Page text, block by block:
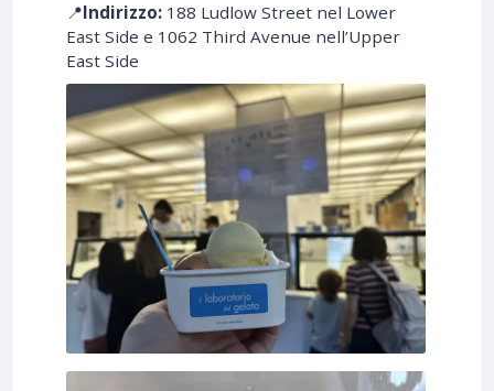
📍Indirizzo: 188 Ludlow Street nel Lower
East Side e 1062 Third Avenue nell’Upper
East Side